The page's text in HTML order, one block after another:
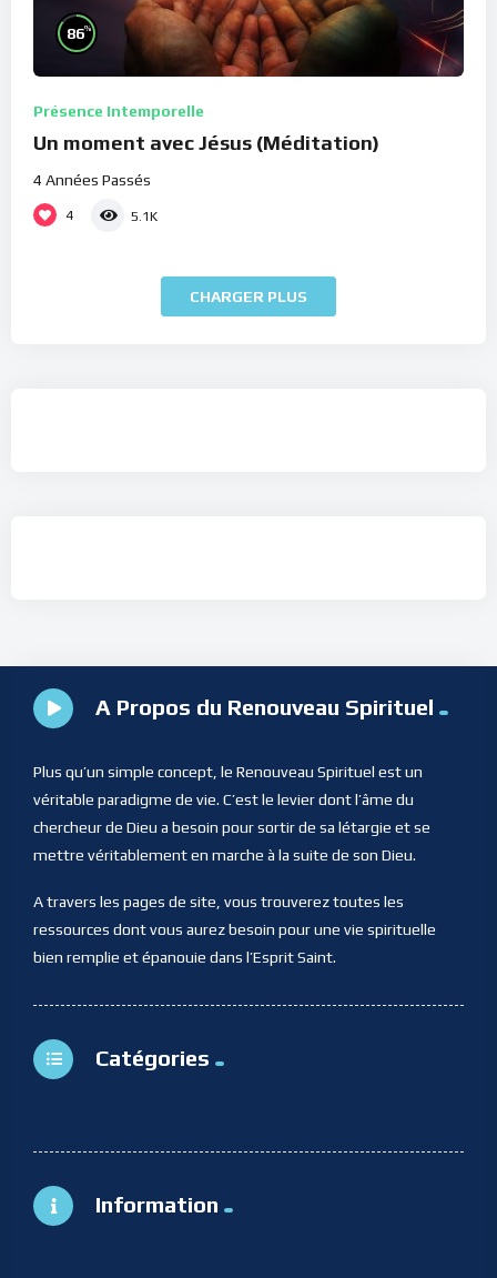
86%
Présence Intemporelle
Un moment avec Jésus (Méditation)
4 Années Passés
4 5.1K
CHARGER PLUS
A Propos du Renouveau Spirituel
Plus qu’un simple concept, le Renouveau Spirituel est un
véritable paradigme de vie. C’est le levier dont l’âme du
chercheur de Dieu a besoin pour sortir de sa létargie et se
mettre véritablement en marche à la suite de son Dieu.
A travers les pages de site, vous trouverez toutes les
ressources dont vous aurez besoin pour une vie spirituelle
bien remplie et épanouie dans l’Esprit Saint.
Catégories
Information